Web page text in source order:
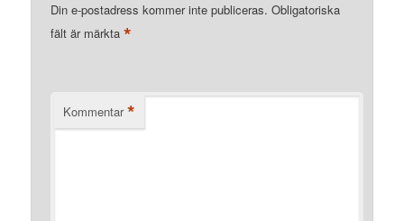
Din e-postadress kommer inte publiceras. Obligatoriska
fält är märkta*
Kommentar *